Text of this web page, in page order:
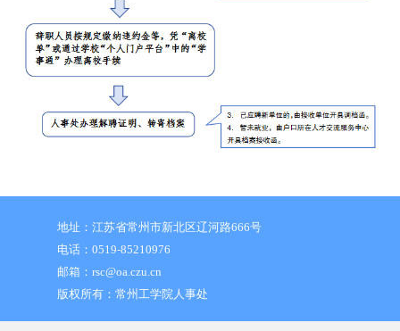
地址：江苏省常州市新北区辽河路666号
电话：0519-85210976
邮箱：rsc@oa.czu.cn
版权所有：常州工学院人事处